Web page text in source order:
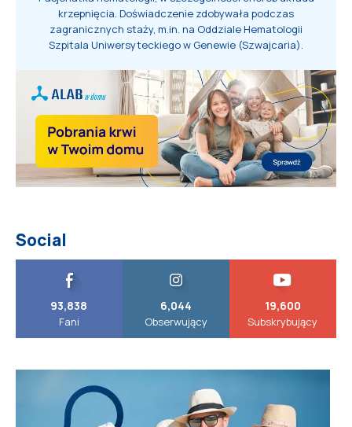
krzepnięcia. Doświadczenie zdobywała podczas
zagranicznych staży, m.in. na Oddziale Hematologii
Szpitala Uniwersyteckiego w Genewie (Szwajcaria).
Social
93,838
Fani
6,044
Obserwujący
19,600
Subskrybujący